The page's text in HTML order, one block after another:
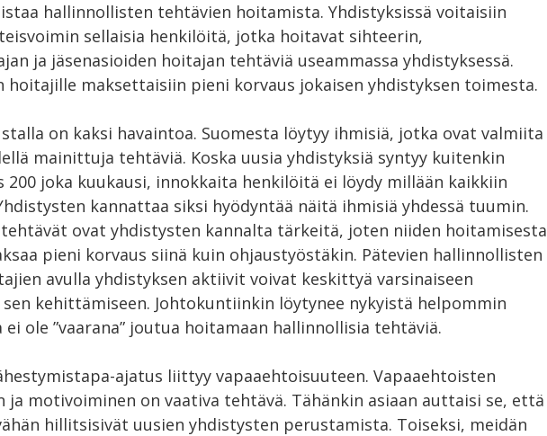
hallinnollisten tehtävien hoitamista. Yhdistyksissä voitaisiin
sellaisia henkilöitä, jotka hoitavat sihteerin,
ja jäsenasioiden hoitajan tehtäviä useammassa yhdistyksessä.
hoitajille maksettaisiin pieni korvaus jokaisen yhdistyksen toimesta.
on kaksi havaintoa. Suomesta löytyy ihmisiä, jotka ovat valmiita
mainittuja tehtäviä. Koska uusia yhdistyksiä syntyy kuitenkin
200 joka kuukausi, innokkaita henkilöitä ei löydy millään kaikkiin
kannattaa siksi hyödyntää näitä ihmisiä yhdessä tuumin.
ovat yhdistysten kannalta tärkeitä, joten niiden hoitamisesta
pieni korvaus siinä kuin ohjaustyöstäkin. Pätevien hallinnollisten
avulla yhdistyksen aktiivit voivat keskittyä varsinaiseen
kehittämiseen. Johtokuntiinkin löytynee nykyistä helpommin
ei ole ”vaarana” joutua hoitamaan hallinnollisia tehtäviä.
ajatus liittyy vapaaehtoisuuteen. Vapaaehtoisten
ja motivoiminen on vaativa tehtävä. Tähänkin asiaan auttaisi se, että
hillitsisivät uusien yhdistysten perustamista. Toiseksi, meidän